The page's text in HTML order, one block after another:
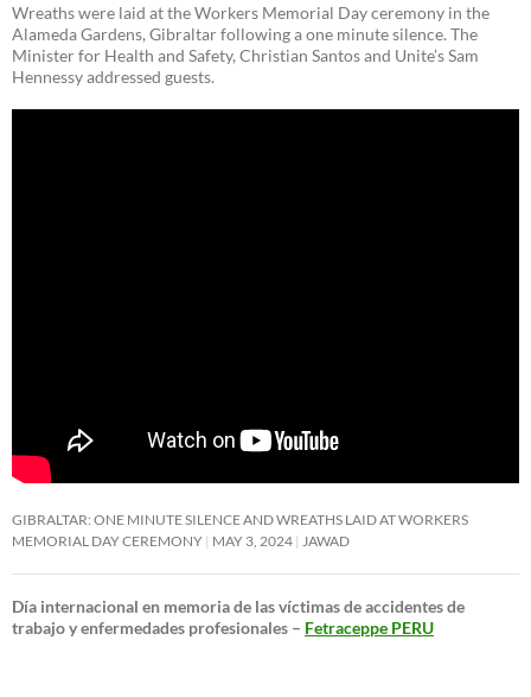
Wreaths were laid at the Workers Memorial Day ceremony in the
Alameda Gardens, Gibraltar following a one minute silence. The
Minister for Health and Safety, Christian Santos and Unite’s Sam
Hennessy addressed guests.
GIBRALTAR: ONE MINUTE SILENCE AND WREATHS LAID AT WORKERS
MEMORIAL DAY CEREMONY MAY 3, 2024 JAWAD
Día internacional en memoria de las víctimas de accidentes de
trabajo y enfermedades profesionales – Fetraceppe PERU